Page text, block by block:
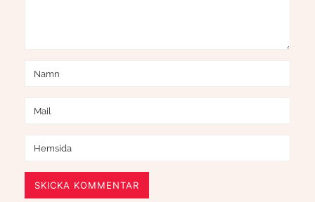
SKICKA KOMMENTAR